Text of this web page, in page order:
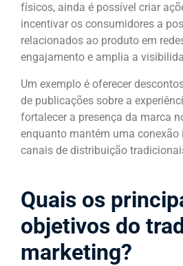
físicos, ainda é possível criar
incentivar os consumidores a
relacionados ao produto em
engajamento e amplia a
Um exemplo é oferecer
de publicações sobre a
fortalecer a presença da marca
enquanto mantém uma conexão
canais de distribuição
Quais os
objetivos do
marketing?